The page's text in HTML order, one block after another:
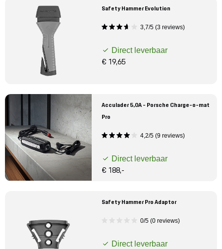
Meer Porsche
Porsche informatie
Safety Hammer Evolution
3,7/5 (3 reviews)
Direct leverbaar
€ 19,65
Acculader 5,0A - Porsche Charge-o-mat
Pro
4,2/5 (9 reviews)
Direct leverbaar
€ 188,-
Safety Hammer Pro Adaptor
0/5 (0 reviews)
Direct leverbaar